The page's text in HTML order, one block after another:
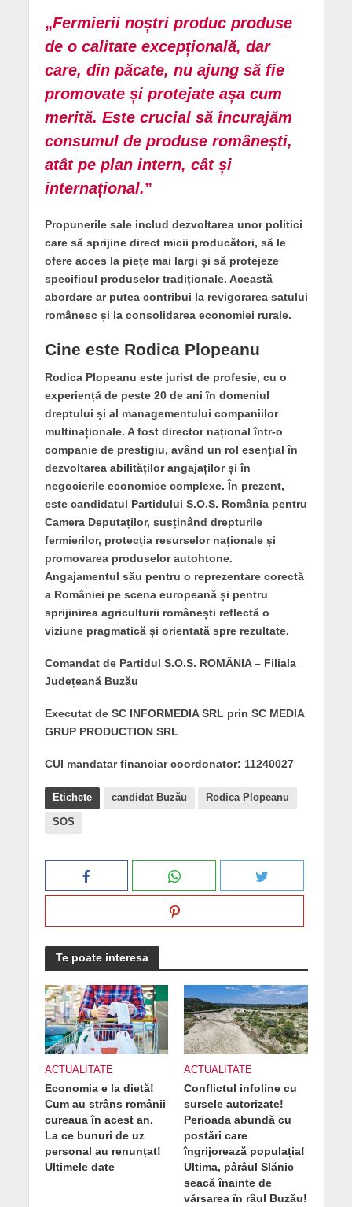
„Fermierii noștri produc produse
de o calitate excepțională, dar
care, din păcate, nu ajung să fie
promovate și protejate așa cum
merită. Este crucial să încurajăm
consumul de produse românești,
atât pe plan intern, cât și
internațional.”
Propunerile sale includ dezvoltarea unor politici
care să sprijine direct micii producători, să le
ofere acces la piețe mai largi și să protejeze
specificul produselor tradiționale. Această
abordare ar putea contribui la revigorarea satului
românesc și la consolidarea economiei rurale.
Cine este Rodica Plopeanu
Rodica Plopeanu este jurist de profesie, cu o
experiență de peste 20 de ani în domeniul
dreptului și al managementului companiilor
multinaționale. A fost director național într-o
companie de prestigiu, având un rol esențial în
dezvoltarea abilităților angajaților și în
negocierile economice complexe. În prezent,
este candidatul Partidului S.O.S. România pentru
Camera Deputaților, susținând drepturile
fermierilor, protecția resurselor naționale și
promovarea produselor autohtone.
Angajamentul său pentru o reprezentare corectă
a României pe scena europeană și pentru
sprijinirea agriculturii românești reflectă o
viziune pragmatică și orientată spre rezultate.
Comandat de Partidul S.O.S. ROMÂNIA – Filiala
Județeană Buzău
Executat de SC INFORMEDIA SRL prin SC MEDIA
GRUP PRODUCTION SRL
CUI mandatar financiar coordonator: 11240027
Etichete candidat Buzău Rodica Plopeanu
SOS
Te poate interesa
ACTUALITATE
Economia e la dietă!
Cum au strâns românii
cureaua în acest an.
La ce bunuri de uz
personal au renunțat!
Ultimele date
ACTUALITATE
Conflictul infoline cu
sursele autorizate!
Perioada abundă cu
postări care
îngrijorează populația!
Ultima, pârâul Slănic
seacă înainte de
vărsarea în râul Buzău!